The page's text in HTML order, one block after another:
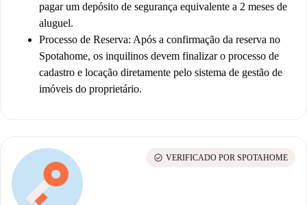
pagar um depósito de segurança equivalente a 2 meses de
aluguel.
Processo de Reserva: Após a confirmação da reserva no
Spotahome, os inquilinos devem finalizar o processo de
cadastro e locação diretamente pelo sistema de gestão de
imóveis do proprietário.
check_circle VERIFICADO POR SPOTAHOME